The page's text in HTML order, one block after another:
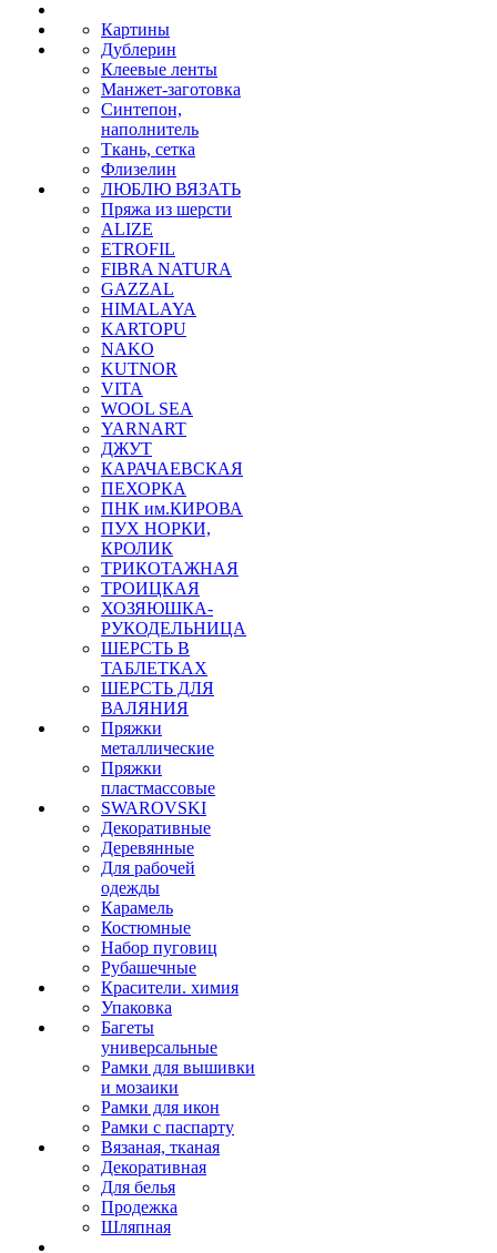
Картины
Дублерин
Клеевые ленты
Манжет-заготовка
Синтепон,
наполнитель
Ткань, сетка
Флизелин
ЛЮБЛЮ ВЯЗАТЬ
Пряжа из шерсти
ALIZE
ETROFIL
FIBRA NATURA
GAZZAL
HIMALAYA
KARTOPU
NAKO
KUTNOR
VITA
WOOL SEA
YARNART
ДЖУТ
КАРАЧАЕВСКАЯ
ПЕХОРКА
ПНК им.КИРОВА
ПУХ НОРКИ,
КРОЛИК
ТРИКОТАЖНАЯ
ТРОИЦКАЯ
ХОЗЯЮШКА-
РУКОДЕЛЬНИЦА
ШЕРСТЬ В
ТАБЛЕТКАХ
ШЕРСТЬ ДЛЯ
ВАЛЯНИЯ
Пряжки
металлические
Пряжки
пластмассовые
SWAROVSKI
Декоративные
Деревянные
Для рабочей
одежды
Карамель
Костюмные
Набор пуговиц
Рубашечные
Красители. химия
Упаковка
Багеты
универсальные
Рамки для вышивки
и мозаики
Рамки для икон
Рамки с паспарту
Вязаная, тканая
Декоративная
Для белья
Продежка
Шляпная